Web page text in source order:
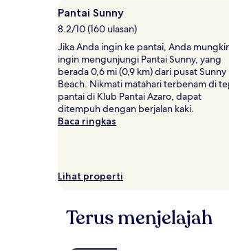
pencarian
1
malam
untuk
2
tamu
dewasa.
Harga
dan
ketersediaan
Ketentuan
berlaku.
Pantai Sunny
8.2/10 (160 ulasan)
Jika Anda ingin ke pantai, Anda
ingin mengunjungi Pantai Sunny, yang
berada 0,6 mi (0,9 km) dari pusat Sunny
Beach. Nikmati matahari terbenam di
pantai di Klub Pantai Azaro, dapat
ditempuh dengan berjalan kaki.
Baca ringkas
Lihat properti
Terus menjelajah